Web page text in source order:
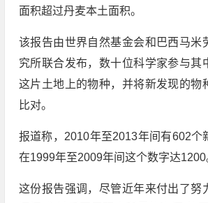
面积超过丹麦本土面积。
该报告由世界自然基金会和巴西马米
究所联合发布，数十位科学家参与其
这片土地上的物种，并将新发现的物
比对。
报道称，2010年至2013年间有602个
在1999年至2009年间这个数字达1200
这份报告强调，尽管近年来付出了努